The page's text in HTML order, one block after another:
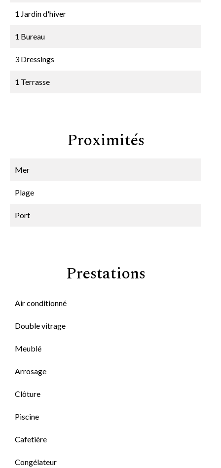
1 Jardin d'hiver
1 Bureau
3 Dressings
1 Terrasse
Proximités
Mer
Plage
Port
Prestations
Air conditionné
Double vitrage
Meublé
Arrosage
Clôture
Piscine
Cafetière
Congélateur